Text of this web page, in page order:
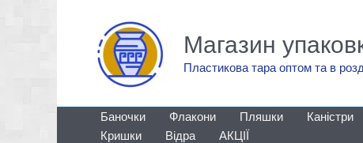
Магазин
Пластикова тара оптом та в
Баночки Флакони Пляшки Каністри
Кришки
Відра АКЦІЇ